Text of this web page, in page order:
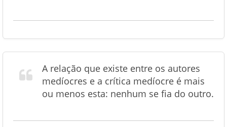
A relação que existe entre os autores
medíocres e a crítica medíocre é mais
ou menos esta: nenhum se fia do outro.